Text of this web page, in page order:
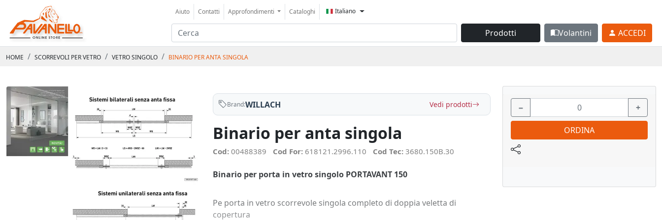
Aiuto Contatti Approfondimenti Cataloghi Italiano
Prodotti Volantini ACCEDI
HOME SCORREVOLI PER VETRO VETRO SINGOLO BINARIO PER ANTA SINGOLA
Brand:WILLACH Vedi prodotti
Binario per anta singola
Cod: 00488389 Cod For: 618121.2996.110 Cod Tec: 3680.150B.30
Binario per porta in vetro singolo PORTAVANT 150
Pe porta in vetro scorrevole singola completo di doppia veletta di
copertura
− +
ORDINA